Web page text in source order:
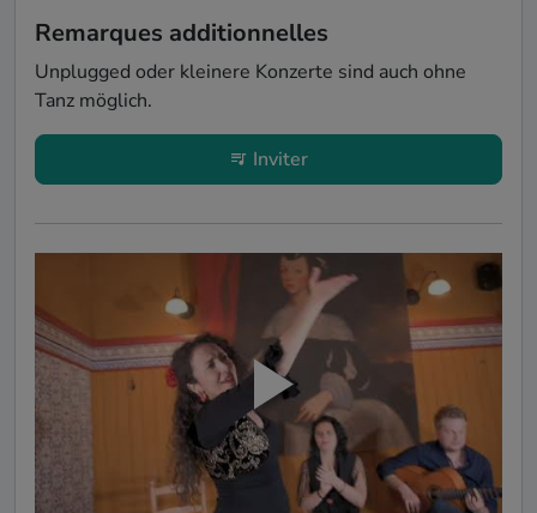
Remarques additionnelles
Unplugged oder kleinere Konzerte sind auch ohne
Tanz möglich.
Inviter